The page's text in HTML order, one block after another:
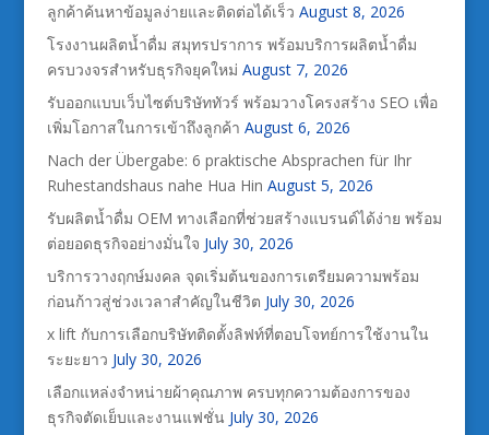
ลูกค้าค้นหาข้อมูลง่ายและติดต่อได้เร็ว August 8, 2026
โรงงานผลิตน้ำดื่ม สมุทรปราการ พร้อมบริการผลิตน้ำดื่ม
ครบวงจรสำหรับธุรกิจยุคใหม่ August 7, 2026
รับออกแบบเว็บไซต์บริษัททัวร์ พร้อมวางโครงสร้าง SEO เพื่อ
เพิ่มโอกาสในการเข้าถึงลูกค้า August 6, 2026
Nach der Übergabe: 6 praktische Absprachen für Ihr
Ruhestandshaus nahe Hua Hin August 5, 2026
รับผลิตน้ำดื่ม OEM ทางเลือกที่ช่วยสร้างแบรนด์ได้ง่าย พร้อม
ต่อยอดธุรกิจอย่างมั่นใจ July 30, 2026
บริการวางฤกษ์มงคล จุดเริ่มต้นของการเตรียมความพร้อม
ก่อนก้าวสู่ช่วงเวลาสำคัญในชีวิต July 30, 2026
x lift กับการเลือกบริษัทติดตั้งลิฟท์ที่ตอบโจทย์การใช้งานใน
ระยะยาว July 30, 2026
เลือกแหล่งจำหน่ายผ้าคุณภาพ ครบทุกความต้องการของ
ธุรกิจตัดเย็บและงานแฟชั่น July 30, 2026